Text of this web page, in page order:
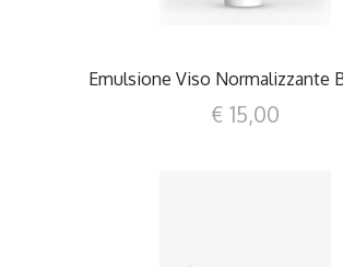
Emulsione Viso Normalizzante
€ 15,00